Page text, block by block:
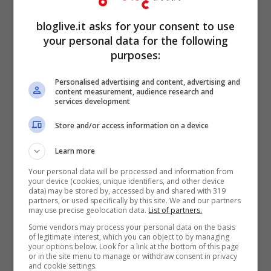
Del resto parliamo di una band che ha
venduto oltretrecentosettantacinque
milionidi dischi in tutto il mondo. E forse ci
bloglive.it asks for your consent to use
your personal data for the following
purposes:
Personalised advertising and content, advertising and
content measurement, audience research and
services development
Store and/or access information on a device
Learn more
Your personal data will be processed and information from
your device (cookies, unique identifiers, and other device
data) may be stored by, accessed by and shared with 319
partners, or used specifically by this site. We and our partners
may use precise geolocation data. List of partners.
Some vendors may process your personal data on the basis
of legitimate interest, which you can object to by managing
your options below. Look for a link at the bottom of this page
or in the site menu to manage or withdraw consent in privacy
and cookie settings.